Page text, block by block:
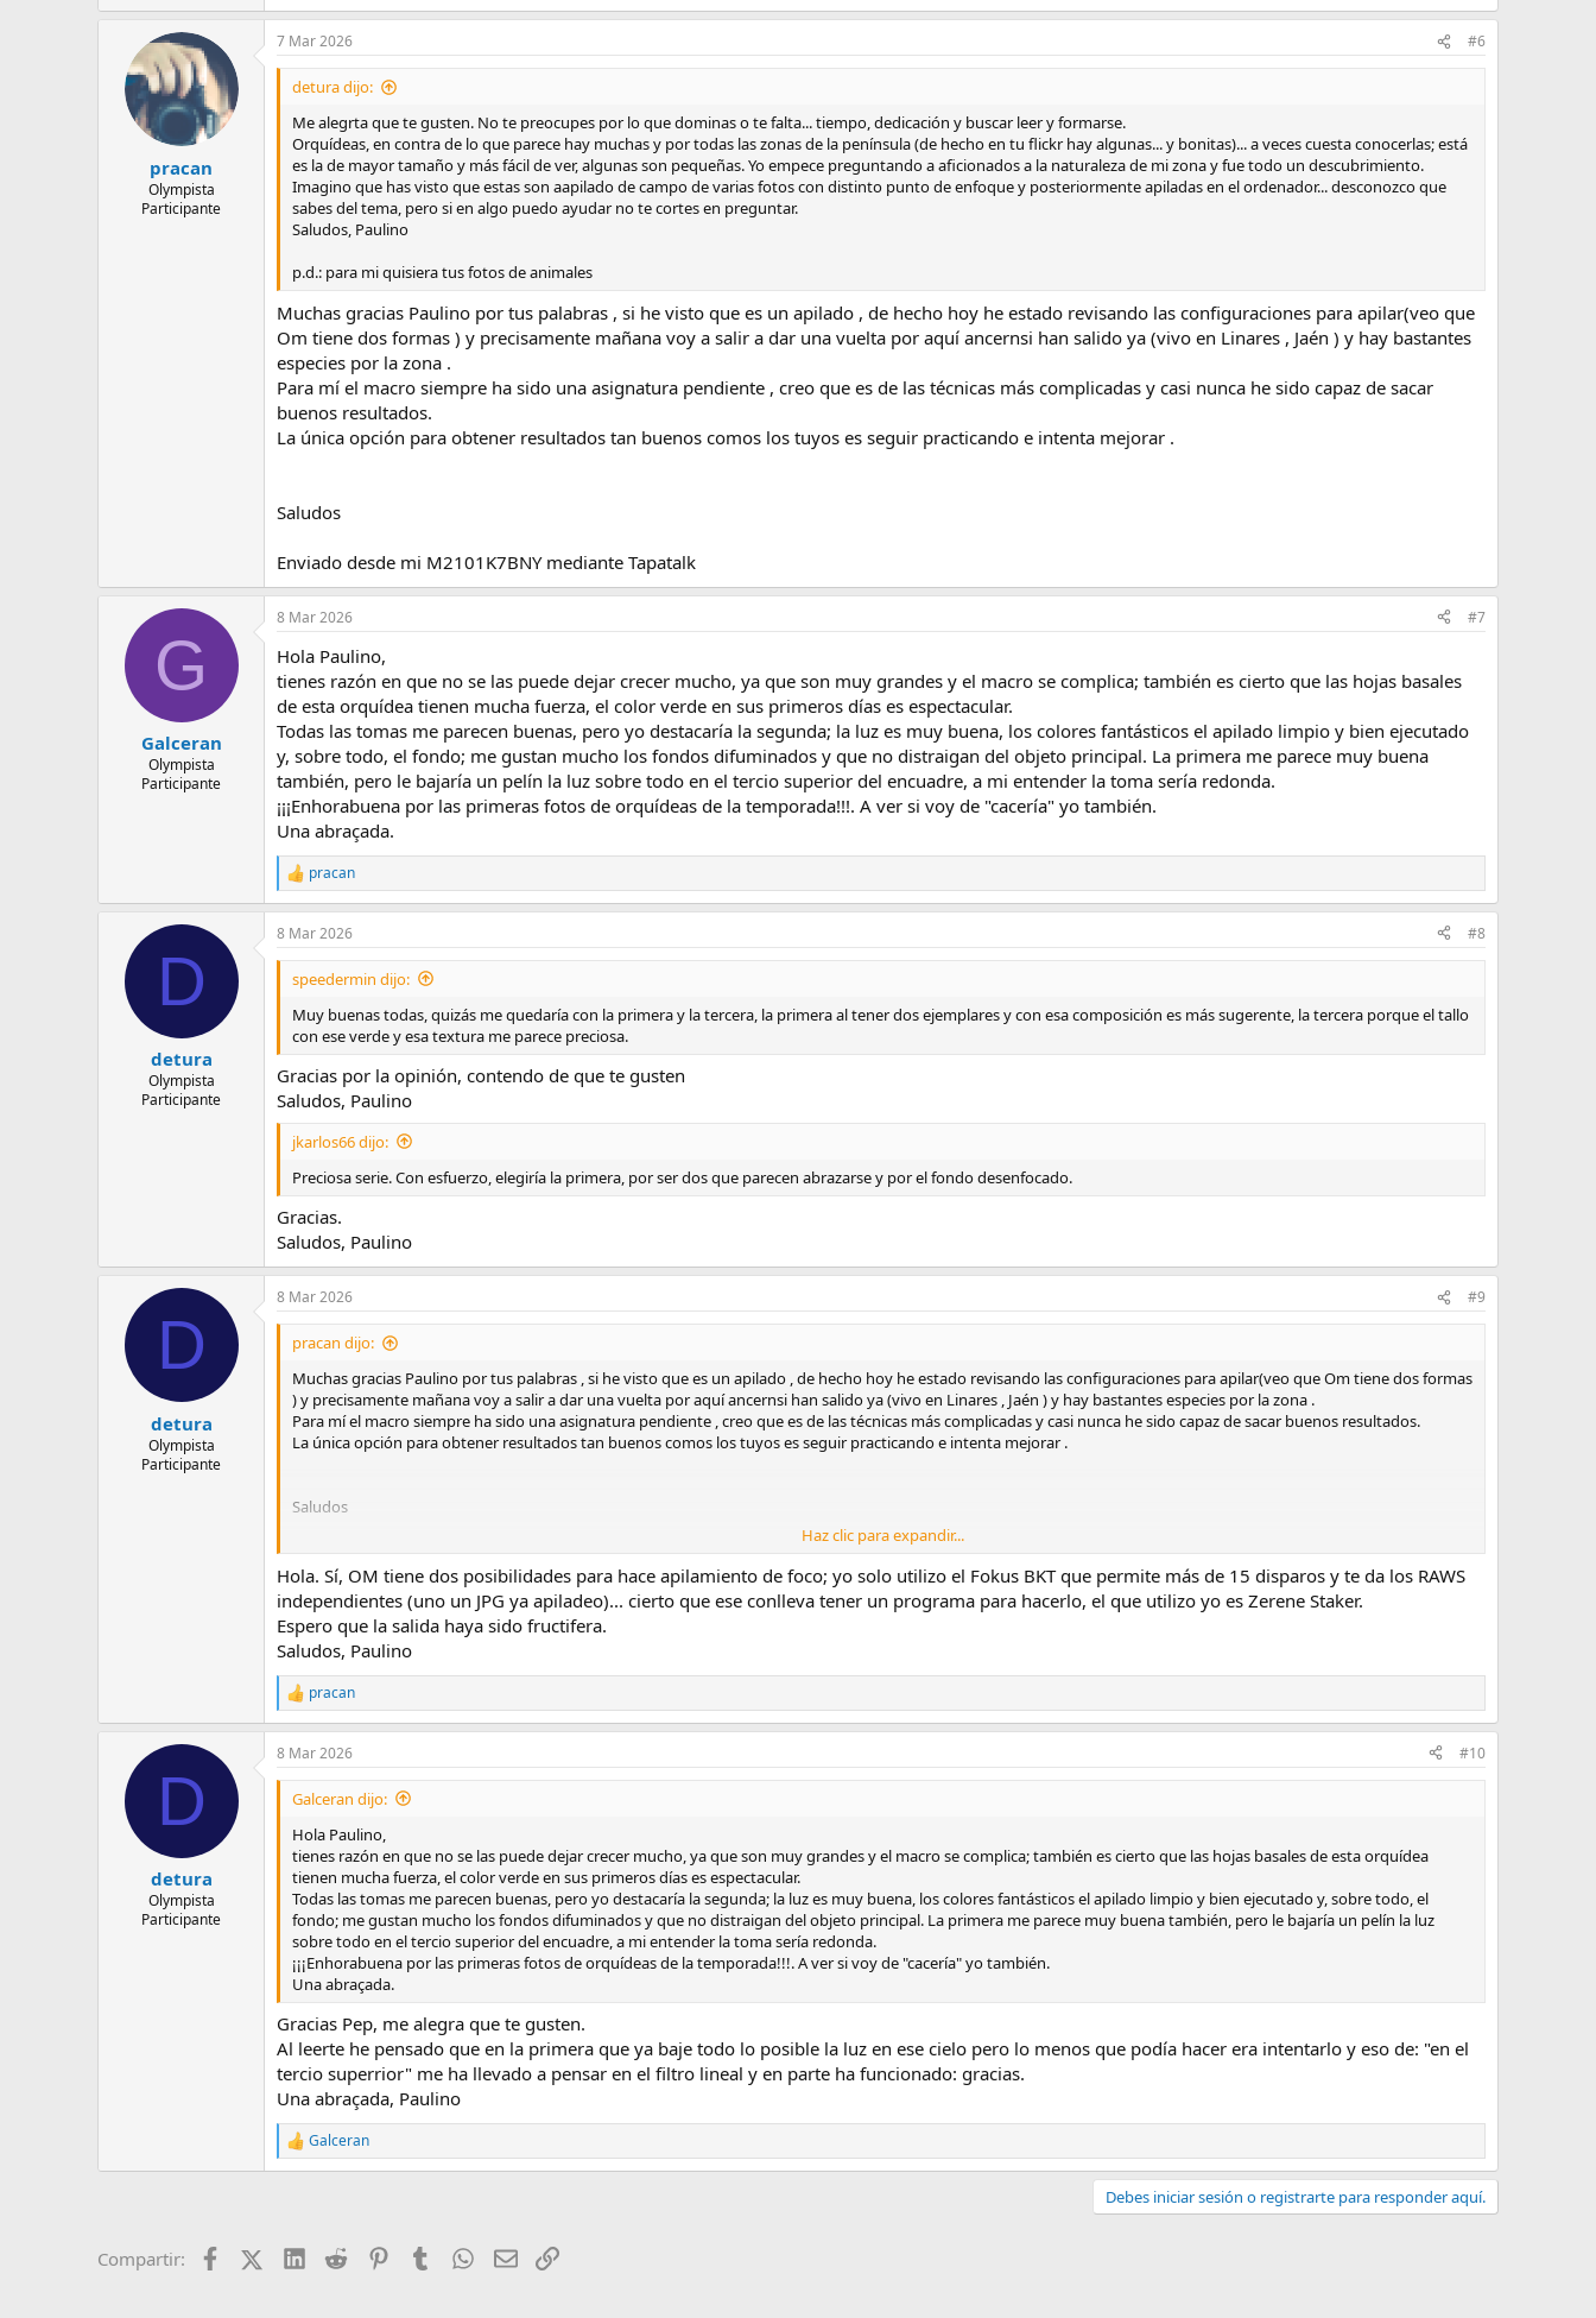
pracan
Olympista
Participante
7 Mar 2026 #6
detura dijo:
Me alegrta que te gusten. No te preocupes por lo que dominas o te falta... tiempo, dedicación y buscar leer y formarse.
Orquídeas, en contra de lo que parece hay muchas y por todas las zonas de la península (de hecho en tu flickr hay algunas... y bonitas)... a veces cuesta conocerlas; está
es la de mayor tamaño y más fácil de ver, algunas son pequeñas. Yo empece preguntando a aficionados a la naturaleza de mi zona y fue todo un descubrimiento.
Imagino que has visto que estas son aapilado de campo de varias fotos con distinto punto de enfoque y posteriormente apiladas en el ordenador... desconozco que
sabes del tema, pero si en algo puedo ayudar no te cortes en preguntar.
Saludos, Paulino
p.d.: para mi quisiera tus fotos de animales
Muchas gracias Paulino por tus palabras , si he visto que es un apilado , de hecho hoy he estado revisando las configuraciones para apilar(veo que
Om tiene dos formas ) y precisamente mañana voy a salir a dar una vuelta por aquí ancernsi han salido ya (vivo en Linares , Jaén ) y hay bastantes
especies por la zona .
Para mí el macro siempre ha sido una asignatura pendiente , creo que es de las técnicas más complicadas y casi nunca he sido capaz de sacar
buenos resultados.
La única opción para obtener resultados tan buenos comos los tuyos es seguir practicando e intenta mejorar .
Saludos
Enviado desde mi M2101K7BNY mediante Tapatalk
G
Galceran
Olympista
Participante
8 Mar 2026 #7
Hola Paulino,
tienes razón en que no se las puede dejar crecer mucho, ya que son muy grandes y el macro se complica; también es cierto que las hojas basales
de esta orquídea tienen mucha fuerza, el color verde en sus primeros días es espectacular.
Todas las tomas me parecen buenas, pero yo destacaría la segunda; la luz es muy buena, los colores fantásticos el apilado limpio y bien ejecutado
y, sobre todo, el fondo; me gustan mucho los fondos difuminados y que no distraigan del objeto principal. La primera me parece muy buena
también, pero le bajaría un pelín la luz sobre todo en el tercio superior del encuadre, a mi entender la toma sería redonda.
¡¡¡Enhorabuena por las primeras fotos de orquídeas de la temporada!!!. A ver si voy de "cacería" yo también.
Una abraçada.
R
e
a
c
c
e
s
:
pracan
D
detura
Olympista
Participante
8 Mar 2026 #8
speedermin dijo:
Muy buenas todas, quizás me quedaría con la primera y la tercera, la primera al tener dos ejemplares y con esa composición es más sugerente, la tercera porque el tallo
con ese verde y esa textura me parece preciosa.
Gracias por la opinión, contendo de que te gusten
Saludos, Paulino
jkarlos66 dijo:
Preciosa serie. Con esfuerzo, elegiría la primera, por ser dos que parecen abrazarse y por el fondo desenfocado.
Gracias.
Saludos, Paulino
D
detura
Olympista
Participante
8 Mar 2026 #9
pracan dijo:
Muchas gracias Paulino por tus palabras , si he visto que es un apilado , de hecho hoy he estado revisando las configuraciones para apilar(veo que Om tiene dos formas
) y precisamente mañana voy a salir a dar una vuelta por aquí ancernsi han salido ya (vivo en Linares , Jaén ) y hay bastantes especies por la zona .
Para mí el macro siempre ha sido una asignatura pendiente , creo que es de las técnicas más complicadas y casi nunca he sido capaz de sacar buenos resultados.
La única opción para obtener resultados tan buenos comos los tuyos es seguir practicando e intenta mejorar .
Saludos
Enviado desde mi M2101K7BNY mediante Tapatalk
Haz clic para expandir...
Hola. Sí, OM tiene dos posibilidades para hace apilamiento de foco; yo solo utilizo el Fokus BKT que permite más de 15 disparos y te da los RAWS
independientes (uno un JPG ya apiladeo)... cierto que ese conlleva tener un programa para hacerlo, el que utilizo yo es Zerene Staker.
Espero que la salida haya sido fructifera.
Saludos, Paulino
R
e
a
c
c
e
pracan
D
detura
Olympista
Participante
8 Mar 2026 #10
Galceran dijo:
Hola Paulino,
tienes razón en que no se las puede dejar crecer mucho, ya que son muy grandes y el macro se complica; también es cierto que las hojas basales de esta orquídea
tienen mucha fuerza, el color verde en sus primeros días es espectacular.
Todas las tomas me parecen buenas, pero yo destacaría la segunda; la luz es muy buena, los colores fantásticos el apilado limpio y bien ejecutado y, sobre todo, el
fondo; me gustan mucho los fondos difuminados y que no distraigan del objeto principal. La primera me parece muy buena también, pero le bajaría un pelín la luz
sobre todo en el tercio superior del encuadre, a mi entender la toma sería redonda.
¡¡¡Enhorabuena por las primeras fotos de orquídeas de la temporada!!!. A ver si voy de "cacería" yo también.
Una abraçada.
Gracias Pep, me alegra que te gusten.
Al leerte he pensado que en la primera que ya baje todo lo posible la luz en ese cielo pero lo menos que podía hacer era intentarlo y eso de: "en el
tercio superrior" me ha llevado a pensar en el filtro lineal y en parte ha funcionado: gracias.
Una abraçada, Paulino
R
e
i
o
Galceran
Debes iniciar sesión o registrarte para responder aquí.
Compartir: FacebookX (Twitter)
LinkedIn
Reddit PinterestTumblrWhatsApp
EmailEnlace